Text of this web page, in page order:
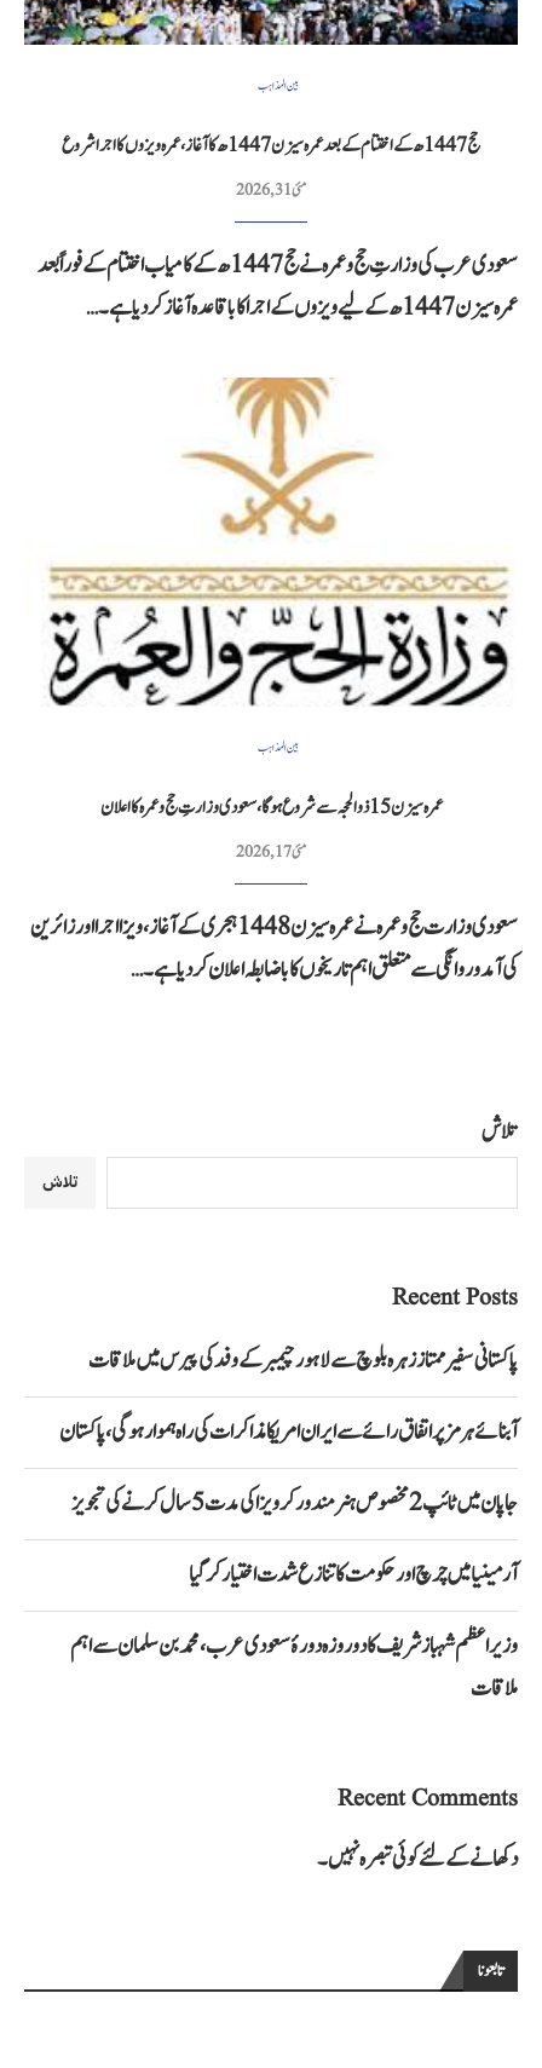
بین المذاہب
حج 1447ھ کے اختتام کے بعد عمرہ سیزن 1447ھ کا آغاز، عمرہ ویزوں کا اجرا شروع
مئی 31, 2026
سعودی عرب کی وزارتِ حج و عمرہ نے حج 1447ھ کے کامیاب اختتام کے فوراً بعد
عمرہ سیزن 1447ھ کے لیے ویزوں کے اجرا کا باقاعدہ آغاز کر دیا ہے۔…
بین المذاہب
عمرہ سیزن 15 ذوالحجہ سے شروع ہوگا، سعودی وزارتِ حج و عمرہ کا اعلان
مئی 17, 2026
سعودی وزارت حج و عمرہ نے عمرہ سیزن 1448 ہجری کے آغاز، ویزا اجرا اور زائرین
کی آمد و روانگی سے متعلق اہم تاریخوں کا باضابطہ اعلان کر دیا ہے۔…
تلاش
تلاش
Recent Posts
پاکستانی سفیر ممتاز زہرہ بلوچ سے لاہور چیمبر کے وفد کی پیرس میں ملاقات
آبنائے ہرمز پر اتفاق رائے سے ایران امریکا مذاکرات کی راہ ہموار ہوگی، پاکستان
جاپان میں ٹائپ 2 مخصوص ہنر مند ورکر ویزا کی مدت 5 سال کرنے کی تجویز
آرمینیا میں چرچ اور حکومت کا تنازع شدت اختیار کر گیا
وزیراعظم شہباز شریف کا دو روزہ دورۂ سعودی عرب، محمد بن سلمان سے اہم
ملاقات
Recent Comments
دکھانے کے لئے کوئی تبصرہ نہیں۔
تابعونا